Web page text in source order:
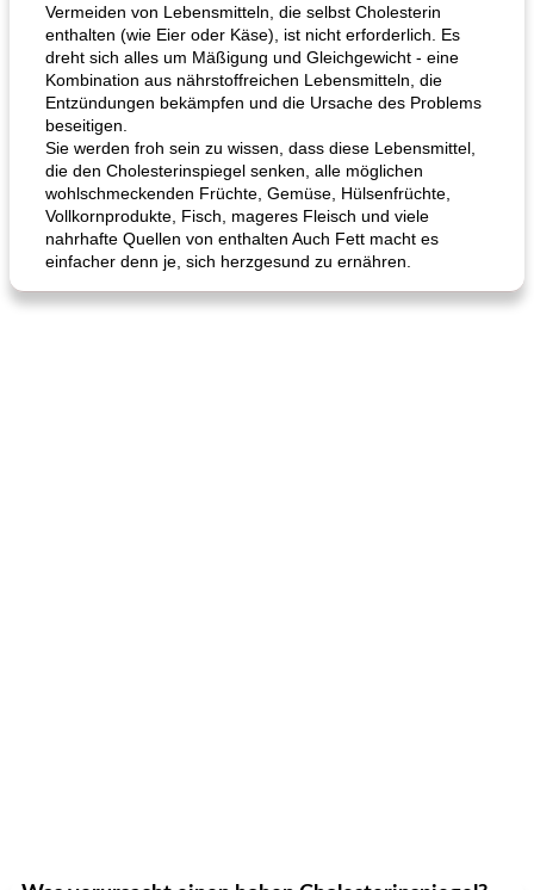
Vermeiden von Lebensmitteln, die selbst Cholesterin
enthalten (wie Eier oder Käse), ist nicht erforderlich. Es
dreht sich alles um Mäßigung und Gleichgewicht - eine
Kombination aus nährstoffreichen Lebensmitteln, die
Entzündungen bekämpfen und die Ursache des Problems
beseitigen.
Sie werden froh sein zu wissen, dass diese Lebensmittel,
die den Cholesterinspiegel senken, alle möglichen
wohlschmeckenden Früchte, Gemüse, Hülsenfrüchte,
Vollkornprodukte, Fisch, mageres Fleisch und viele
nahrhafte Quellen von enthalten Auch Fett macht es
einfacher denn je, sich herzgesund zu ernähren.